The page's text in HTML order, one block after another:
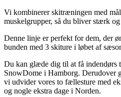
Vi kombinerer skitræningen med
muskelgrupper, så du bliver stærk
Denne linje er perfekt for dem, der
bunden med 3 skiture i løbet af
Du kan glæde dig til at få
SnowDome i Hamborg. Derudover
vi udvider vores to fællesture med
og nogle ekstra dage i Norden.